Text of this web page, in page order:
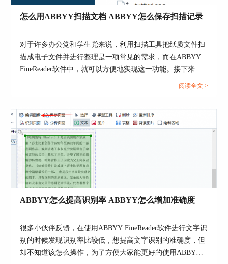
在进行书本的拍摄时，靠近书脊的部分可能会
FineReader PDF 15出现区域识别错误的问题。
比如，软件可能会将文字区域错误识别为图片
区域，在这种情况下，如图4所示，就可以重新手
动更正区域的属性，将图片区域更正为文字区域，
怎么用ABBYY扫描文档 ABBYY怎么保存扫描记录
对于许多办公党和学生党来说，利用扫描工具把纸质文件扫
描成电子文件并进行整理是一项常见的需求，而在ABBYY
FineReader软件中，就可以方便地实现这一功能。接下来我
们就一起来了解下怎么用ABBYY扫描文档，ABBYY怎么保
阅读全文 >
ABBYY怎么提高识别率 ABBYY怎么增加准确度
很多小伙伴反馈，在使用ABBYY FineReader软件进行文字识
别的时候发现识别率比较低，想提高文字识别的准确度，但
却不知道该怎么操作，为了方便大家能更好的使用ABBYY